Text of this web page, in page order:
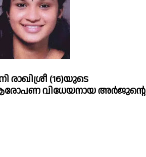
രാഖിശ്രീ (16)യുടെ
വിധേയനായ അര്‍ജുന്റെ